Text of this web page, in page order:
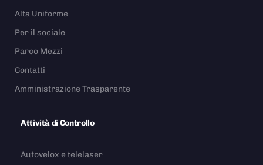
Alta Uniforme
Per il sociale
Parco Mezzi
Contatti
Amministrazione Trasparente
Attività di Controllo
Autovelox e telelaser